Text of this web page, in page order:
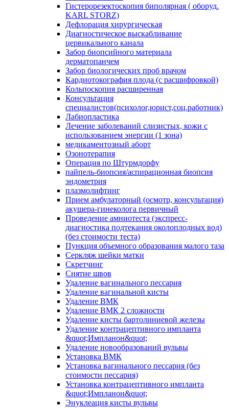
Гистерорезектоскопия биполярная ( оборуд.
KARL STORZ)
Дефлорация хирургическая
Диагностическое выскабливание
цервикального канала
Забор биопсийного материала
дерматопанчем
Забор биологических проб врачом
Кардиотокография плода (с расшифровкой)
Кольпоскопия расширенная
Консультация
специалистов(психолог,юрист,соц.работник)
Лабиопластика
Лечение заболеваний слизистых, кожи с
использованием энергии (1 зона)
медикаментозный аборт
Озонотерапия
Операция по Штурмдорфу
пайпель-биопсия/аспирационная биопсия
эндометрия
плазмолифтинг
Прием амбулаторный (осмотр, консультация)
акушера-гинеколога первичный
Проведение амниотеста (экспресс-
диагностика подтекания околоплодных вод)
(без стоимости теста)
Пункция объемного образования малого таза
Серкляж шейки матки
Скретчинг
Снятие швов
Удаление вагинального пессария
Удаление вагинальной кисты
Удаление ВМК
Удаление ВМК 2 сложности
Удаление кисты бартолиниевой железы
Удаление контрацептивного импланта
&quot;Импланон&quot;
Удаление новообразований вульвы
Установка ВМК
Установка вагинального пессария (без
стоимости пессария)
Установка контрацептивного импланта
&quot;Импланон&quot;
Энуклеация кисты вульвы